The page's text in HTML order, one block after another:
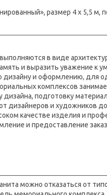
размер 4 х 5,5 м,
в виде
и выразить уважение к
и оформлению, для
комплексов
подготовку
дизайнеров и художников
качестве изделия и
и предоставление
можно отказаться от